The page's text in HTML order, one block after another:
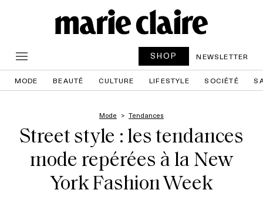
SHOP NEWSLETTER
MODE BEAUTÉ CULTURE LIFESTYLE SOCIÉTÉ
Mode Tendances
Street style : les tendances
mode repérées à la New
York Fashion Week